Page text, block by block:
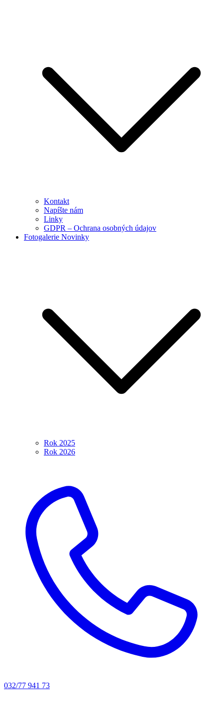
Kontakt
Napíšte nám
Linky
GDPR – Ochrana osobných údajov
Fotogalerie Novinky
Rok 2025
Rok 2026
032/77 941 73